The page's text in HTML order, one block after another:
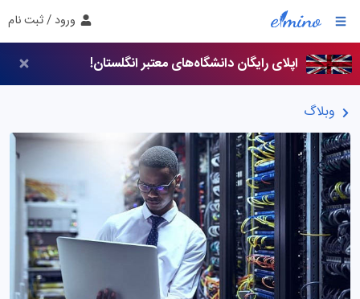
ورود / ثبت نام
اپلای رایگان دانشگاه‌های معتبر انگلستان!
وبلاگ